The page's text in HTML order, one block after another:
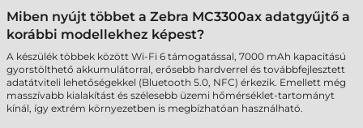
Miben nyújt többet a Zebra MC3300ax adatgyűjtő a
korábbi modellekhez képest?
A készülék többek között Wi-Fi 6 támogatással, 7000 mAh kapacitású
gyorstölthető akkumulátorral, erősebb hardverrel és továbbfejlesztett
adatátviteli lehetőségekkel (Bluetooth 5.0, NFC) érkezik. Emellett még
masszívabb kialakítást és szélesebb üzemi hőmérséklet-tartományt
kínál, így extrém környezetben is megbízhatóan használható.